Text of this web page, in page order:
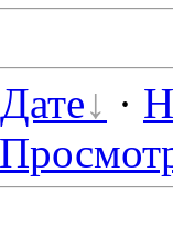
Дате ·